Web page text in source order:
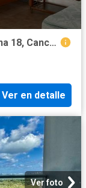
Departamento en renta Supermanzana 18, Cancún
Ver en detalle
Ver foto